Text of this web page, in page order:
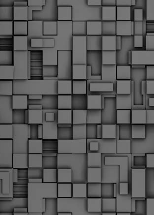
MAR
Ξεκίνησαν εδώ και μια εβδομάδα οι
νεοπροσληφθέντων Δημοτικών
δήμους και οι ορκωμοσίες τους -
Μεγάλες μέρες ζει ο "οργανισμός" της
Να θυμίσουμε ότι κανονικές προσλήψεις στην
Αστυνομία έχουν να γίνουν από το 2010.
χρόνια! Και βέβαια, ακόμη και με αυτές τις
φτάνουμε ούτε τα 2/3 των Δημοτικών
υπηρετούσαν το 2013 προ της κατάργησης της
απόφαση του σημερινού πρωθυπουργού
είναι...
2
Δημοτική Αστυνομία Θεσσαλονίκης:
απολογισμός ελέγχων τήρησης
Τον απολογισμό των δράσεων ελέγχου για τα
κατά το δίμηνο Ιανουαρίου – Φεβρουαρίου 2026
Δημοτική Αστυνομία Θεσσαλονίκης, με στόχο
ζώων και την ομαλή συμβίωση στην πόλη.